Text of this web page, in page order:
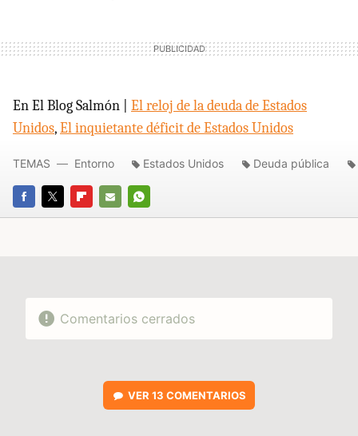
En El Blog Salmón | El reloj de la deuda de Estados
Unidos,El inquietante déficit de Estados Unidos
FACEBOOK
TWITTERFLIPBOARD
E-
WHATSAPP
TEMAS Entorno Estados Unidos Deuda pública
Comentarios cerrados
VER 13 COMENTARIOS